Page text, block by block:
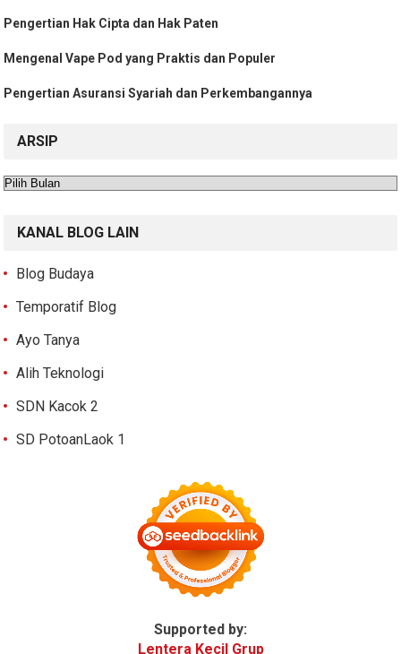
Pengertian Hak Cipta dan Hak Paten
Mengenal Vape Pod yang Praktis dan Populer
Pengertian Asuransi Syariah dan Perkembangannya
ARSIP
Arsip
KANAL BLOG LAIN
Blog Budaya
Temporatif Blog
Ayo Tanya
Alih Teknologi
SDN Kacok 2
SD PotoanLaok 1
Supported by:
Lentera Kecil Grup